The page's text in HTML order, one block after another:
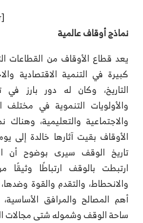
[wpavefrsz-Resizer]
نماذج أوقاف عالمية
يعد قطاع الأوقاف من القطاعات
كبيرة في التنمية الاقتصادية
التاريخ، وكان له دور بارز في
والأولويات التنموية في مختلف
والاجتماعية والتعليمية،
الأوقاف بقيت آثارها خالدة إلى
تاريخ الوقف سيرى بوضوح أن
ارتبطت بالوقف ارتباطًا
والانحطاط، والتقدم والقوة
أهم المصالح والمرافق
ساحة الوقف وشموله شتى مجالات